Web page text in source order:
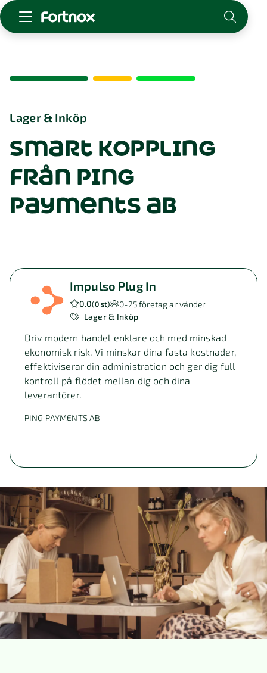
Skaffa Fortnox
Kunskap & inspiration
Logga in
Kontakt
Om Fortnox
Kontakt
Lager & Inköp
smart koppling
från ping
payments ab
Impulso Plug In
0.0(0 st) 0-25företag använder
Lager & Inköp
Driv modern handel enklare och med minskad
ekonomisk risk. Vi minskar dina fasta kostnader,
effektiviserar din administration och ger dig full
kontroll på flödet mellan dig och dina
leverantörer.
PING PAYMENTS AB